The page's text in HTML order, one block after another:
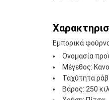
Εμπορικά
Ονομασία
Μέγεθος:
Ταχύτητα
Βάρος: 250